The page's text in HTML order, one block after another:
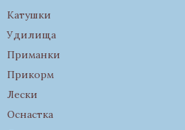
Катушки
Удилища
Приманки
Прикорм
Лески
Оснастка